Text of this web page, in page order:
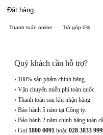
Đặt hàng
Thanh toán online Trả góp 0%
Quý khách cần hỗ trợ?
› 100% sản phẩm chính hãng.
› Vận chuyển miễn phí toàn quốc.
› Thanh toán sau khi nhận hàng.
› Bảo hành 5 năm tại Công ty.
› Bảo hành 2 năm chính hãng toàn
› Gọi 1800 0091 hoặc 028 3833